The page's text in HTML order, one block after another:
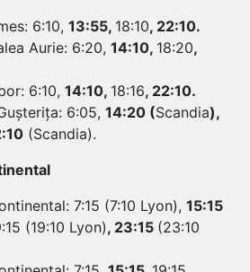
6:10, 13:55, 18:10, 22:10.
Aurie: 6:20, 14:10, 18:20,
6:10, 14:10, 18:16, 22:10.
6:05, 14:20 (Scandia),
(Scandia).
7:15 (7:10 Lyon), 15:15
(19:10 Lyon), 23:15 (23:10